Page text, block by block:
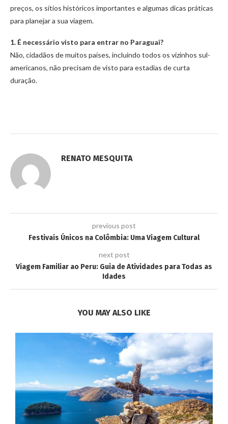
preços, os sítios históricos importantes e algumas dicas práticas
para planejar a sua viagem.
1. É necessário visto para entrar no Paraguai?
Não, cidadãos de muitos países, incluindo todos os vizinhos sul-
americanos, não precisam de visto para estadias de curta
duração.
RENATO MESQUITA
previous post
Festivais Únicos na Colômbia: Uma Viagem Cultural
next post
Viagem Familiar ao Peru: Guia de Atividades para Todas as
Idades
YOU MAY ALSO LIKE